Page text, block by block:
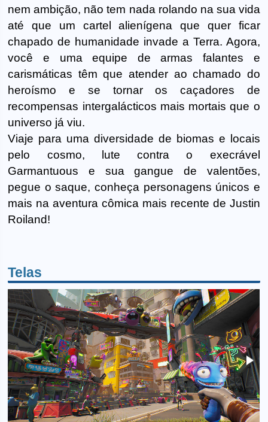
nem ambição, não tem nada rolando na sua vida
até que um cartel alienígena que quer ficar
chapado de humanidade invade a Terra. Agora,
você e uma equipe de armas falantes e
carismáticas têm que atender ao chamado do
heroísmo e se tornar os caçadores de
recompensas intergalácticos mais mortais que o
universo já viu.
Viaje para uma diversidade de biomas e locais
pelo cosmo, lute contra o execrável
Garmantuous e sua gangue de valentões,
pegue o saque, conheça personagens únicos e
mais na aventura cômica mais recente de Justin
Roiland!
Telas